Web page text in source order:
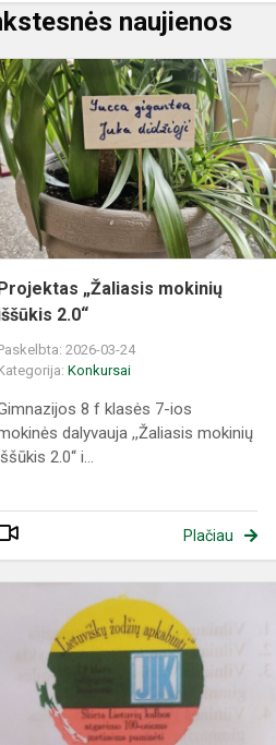
naujienos
„Žaliasis mokinių
2.0“
2026-03-24
Konkursai
8 f klasės 7-ios
dalyvauja ,,Žaliasis mokinių
2.0‘‘ i...
Plačiau